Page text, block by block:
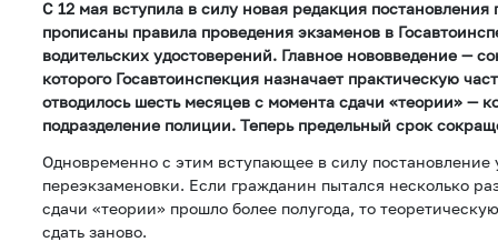
С 12 мая вступила в силу новая редакция постановления
прописаны правила проведения экзаменов в
водительских удостоверений. Главное нововведение —
которого Госавтоинспекция назначает практическую
отводилось шесть месяцев с момента сдачи «теории» —
подразделение полиции. Теперь предельный срок
Одновременно с этим вступающее в силу постановление
переэкзаменовки. Если гражданин пытался несколько
сдачи «теории» прошло более полугода, то
сдать заново.